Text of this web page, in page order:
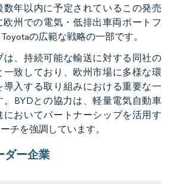
数年以内に予定されているこの発売
欧州での電気・低排出車両ポートフ
の広範な戦略の一部です。
は、持続可能な輸送に対する同社の
一致しており、欧州市場に多様な環
導入する取り組みにおける重要な一
。BYDとの協力は、軽量電気自動車
においてパートナーシップを活用す
チを強調しています。
ダー企業